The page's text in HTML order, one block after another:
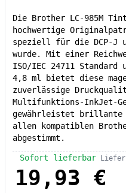
Die Brother LC-985M
hochwertige
speziell für die DCP-J
wurde. Mit einer
ISO/IEC 24711 Standard
4,8 ml bietet diese
zuverlässige
Multifunktions-InkJet-
gewährleistet brillante
allen kompatiblen
abgestimmt.
Sofort lieferbar
19,93 €